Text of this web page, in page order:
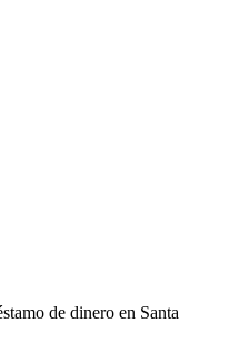
de dinero en Santa